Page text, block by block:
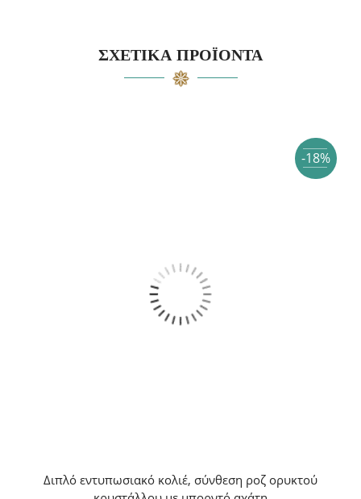
ΣΧΕΤΙΚΆ ΠΡΟΪΌΝΤΑ
-18%
Διπλό εντυπωσιακό κολιέ, σύνθεση ροζ ορυκτού